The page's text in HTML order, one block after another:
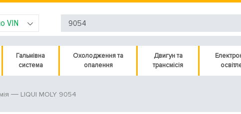
VIN
Гальмівна
система
Охолодження та
опалення
Двигун та
трансмісія
LIQUI MOLY 9054